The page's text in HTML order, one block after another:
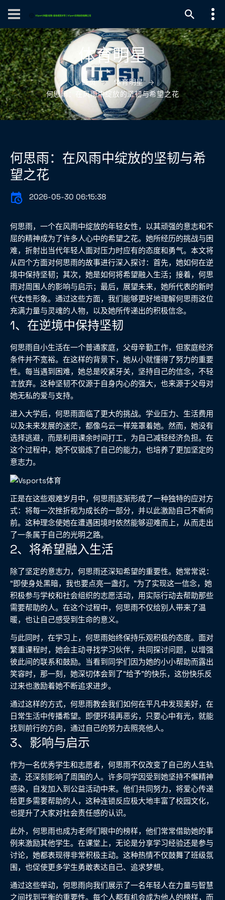
体育明星
首页
体育明星
何思雨：在风雨中绽放的坚韧与希望之花
何思雨：在风雨中绽放的坚韧与希
望之花
2026-05-30 06:15:38
何思雨，一个在风雨中绽放的年轻女性，以其顽强的意志和不
屈的精神成为了许多人心中的希望之花。她所经历的挑战与困
难，折射出当代年轻人面对压力时应有的态度和勇气。本文将
从四个方面对何思雨的故事进行深入探讨：首先，她如何在逆
境中保持坚韧；其次，她是如何将希望融入生活；接着，何思
雨对周围人的影响与启示；最后，展望未来，她所代表的新时
代女性形象。通过这些方面，我们能够更好地理解何思雨这位
充满力量与灵魂的人物，以及她所传递出的积极信念。
1、在逆境中保持坚韧
何思雨自小生活在一个普通家庭，父母辛勤工作，但家庭经济
条件并不宽裕。在这样的背景下，她从小就懂得了努力的重要
性。每当遇到困难，她总是咬紧牙关，坚持自己的信念，不轻
言放弃。这种坚韧不仅源于自身内心的强大，也来源于父母对
她无私的爱与支持。
进入大学后，何思雨面临了更大的挑战。学业压力、生活费用
以及未来发展的迷茫，都像乌云一样笼罩着她。然而，她没有
选择逃避，而是利用课余时间打工，为自己减轻经济负担。在
这个过程中，她不仅锻炼了自己的能力，也培养了更加坚定的
意志力。
正是在这些艰难岁月中，何思雨逐渐形成了一种独特的应对方
式：将每一次挫折视为成长的一部分，并以此激励自己不断向
前。这种理念使她在遭遇困境时依然能够迎难而上，从而走出
了一条属于自己的光明之路。
2、将希望融入生活
除了坚定的意志力，何思雨还深知希望的重要性。她常常说：
“即使身处黑暗，我也要点亮一盏灯。”为了实现这一信念，她
积极参与学校和社会组织的志愿活动，用实际行动去帮助那些
需要帮助的人。在这个过程中，何思雨不仅给别人带来了温
暖，也让自己感受到生命的意义。
与此同时，在学习上，何思雨始终保持乐观积极的态度。面对
繁重课程时，她会主动寻找学习伙伴，共同探讨问题，以增强
彼此间的联系和鼓励。当看到同学们因为她的小小帮助而露出
笑容时，那一刻，她深切体会到了“给予”的快乐，这份快乐反
过来也激励着她不断追求进步。
通过这样的方式，何思雨教会我们如何在平凡中发现美好，在
日常生活中传播希望。即便环境再恶劣，只要心中有光，就能
找到前行的方向，通过自己的努力去照亮他人。
3、影响与启示
作为一名优秀学生和志愿者，何思雨不仅改变了自己的人生轨
迹，还深刻影响了周围的人。许多同学因受到她坚持不懈精神
感染，自发加入到公益活动中来。他们共同努力，将爱心传递
给更多需要帮助的人，这种连锁反应极大地丰富了校园文化，
也提升了大家对社会责任感的认识。
此外，何思雨也成为老师们眼中的榜样，他们常常借助她的事
例来激励其他学生。在课堂上，无论是分享学习经验还是参与
讨论，她都表现得非常积极主动。这种热情不仅鼓舞了班级氛
围，也促使更多学生勇敢表达自己、追求梦想。
通过这些举动，何思雨向我们展示了一名年轻人在力量与智慧
之间找到平衡的重要性。每个人都有机会成为他人的榜样，而